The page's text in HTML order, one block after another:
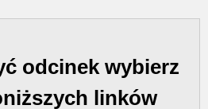
odcinek wybierz
linków